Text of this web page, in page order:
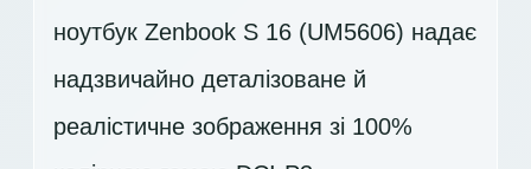
ноутбук Zenbook S 16 (UM5606) надає
надзвичайно деталізоване й
реалістичне зображення зі 100%